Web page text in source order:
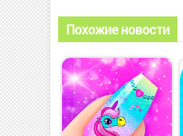
Похожие новости